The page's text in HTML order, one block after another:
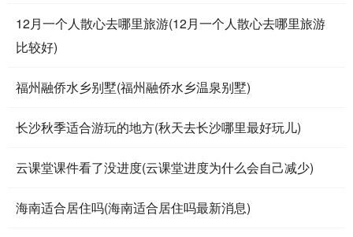
12月一个人散心去哪里旅游(12月一个人散心去哪里旅游
比较好)
福州融侨水乡别墅(福州融侨水乡温泉别墅)
长沙秋季适合游玩的地方(秋天去长沙哪里最好玩儿)
云课堂课件看了没进度(云课堂进度为什么会自己减少)
海南适合居住吗(海南适合居住吗最新消息)